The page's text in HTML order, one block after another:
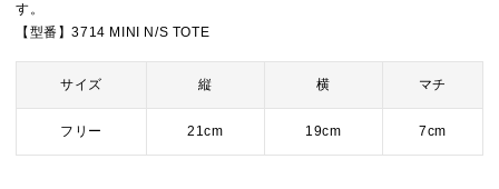
す。
【型番】3714 MINI N/S TOTE
サイズ 縦 横 マチ
フリー 21cm 19cm 7cm